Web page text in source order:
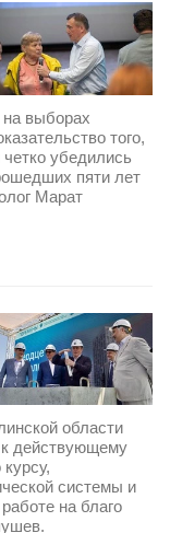
выборах
того,
убедились
пяти лет
Марат
области
к действующему
системы и
на благо